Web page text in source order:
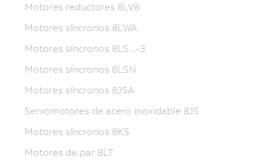
Motores reductores 8LVB
Motores síncronos 8LWA
Motores síncronos 8LS...-3
Motores síncronos 8LSN
Motores síncronos 8JSA
Servomotores de acero inoxidable 8JS
Motores síncronos 8KS
Motores de par 8LT